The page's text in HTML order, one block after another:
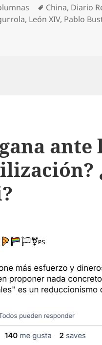
Etiquetas
China, Diario
, León XIV, Pablo
ante